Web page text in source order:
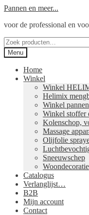
Ga
naar
Ga
de
Pannen en meer...
voor de professional en
Zoeken
naar:
Menu
Home
Winkel
Winkel
Helimix
Winkel pannen
Winkel stoffer
Kolenschop,
Massage
Olijfolie
Sneeuwschep
Woondecoratie
Catalogus
Verlanglijst…
B2B
Mijn account
Contact